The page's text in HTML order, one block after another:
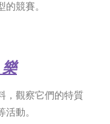
競賽。
，觀察它們的特質
動。